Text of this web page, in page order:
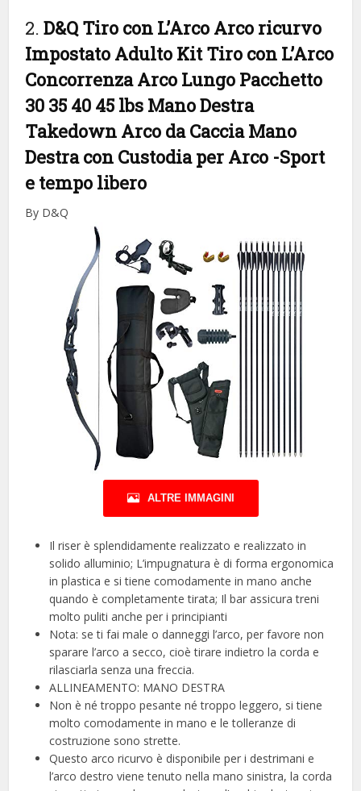
2.D&Q Tiro con L’Arco Arco ricurvo
Impostato Adulto Kit Tiro con L’Arco
Concorrenza Arco Lungo Pacchetto
30 35 40 45 lbs Mano Destra
Takedown Arco da Caccia Mano
Destra con Custodia per Arco -Sport
e tempo libero
By D&Q
ALTRE IMMAGINI
Il riser è splendidamente realizzato e realizzato in
solido alluminio; L’impugnatura è di forma ergonomica
in plastica e si tiene comodamente in mano anche
quando è completamente tirata; Il bar assicura treni
molto puliti anche per i principianti
Nota: se ti fai male o danneggi l’arco, per favore non
sparare l’arco a secco, cioè tirare indietro la corda e
rilasciarla senza una freccia.
ALLINEAMENTO: MANO DESTRA
Non è né troppo pesante né troppo leggero, si tiene
molto comodamente in mano e le tolleranze di
costruzione sono strette.
Questo arco ricurvo è disponibile per i destrimani e
l’arco destro viene tenuto nella mano sinistra, la corda